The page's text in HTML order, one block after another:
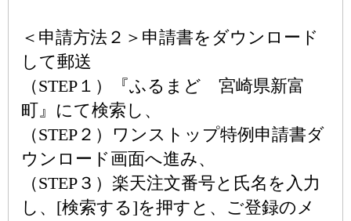
＜申請方法２＞申請書をダウンロード
して郵送
（STEP１）『ふるまど 宮崎県新富
町』にて検索し、
（STEP２）ワンストップ特例申請書ダ
ウンロード画面へ進み、
（STEP３）楽天注文番号と氏名を入力
し、[検索する]を押すと、ご登録のメ